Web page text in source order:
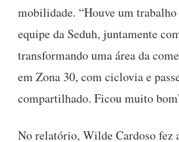
mobilidade. “Houve um
equipe da Seduh, juntamente
transformando uma área da
em Zona 30, com ciclovia e
compartilhado. Ficou muito
No relatório, Wilde Cardoso fez